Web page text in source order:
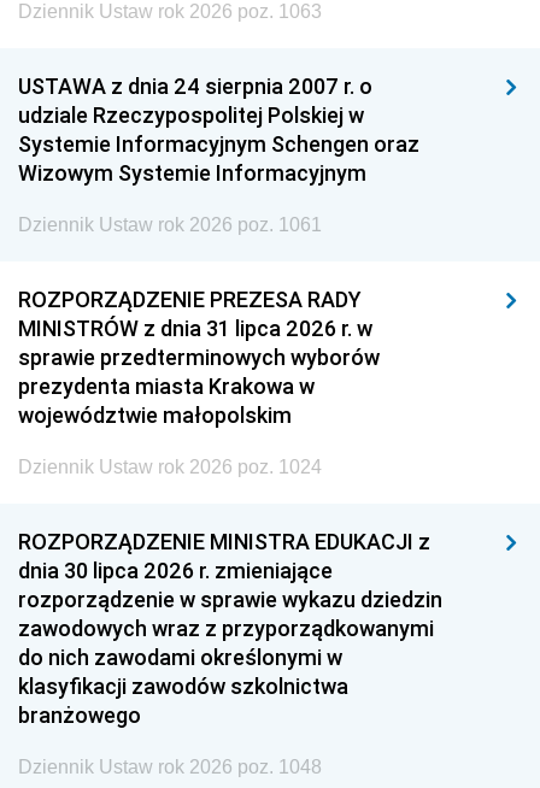
Dziennik Ustaw rok 2026 poz. 1063
USTAWA z dnia 24 sierpnia 2007 r. o
udziale Rzeczypospolitej Polskiej w
Systemie Informacyjnym Schengen oraz
Wizowym Systemie Informacyjnym
Dziennik Ustaw rok 2026 poz. 1061
ROZPORZĄDZENIE PREZESA RADY
MINISTRÓW z dnia 31 lipca 2026 r. w
sprawie przedterminowych wyborów
prezydenta miasta Krakowa w
województwie małopolskim
Dziennik Ustaw rok 2026 poz. 1024
ROZPORZĄDZENIE MINISTRA EDUKACJI z
dnia 30 lipca 2026 r. zmieniające
rozporządzenie w sprawie wykazu dziedzin
zawodowych wraz z przyporządkowanymi
do nich zawodami określonymi w
klasyfikacji zawodów szkolnictwa
branżowego
Dziennik Ustaw rok 2026 poz. 1048